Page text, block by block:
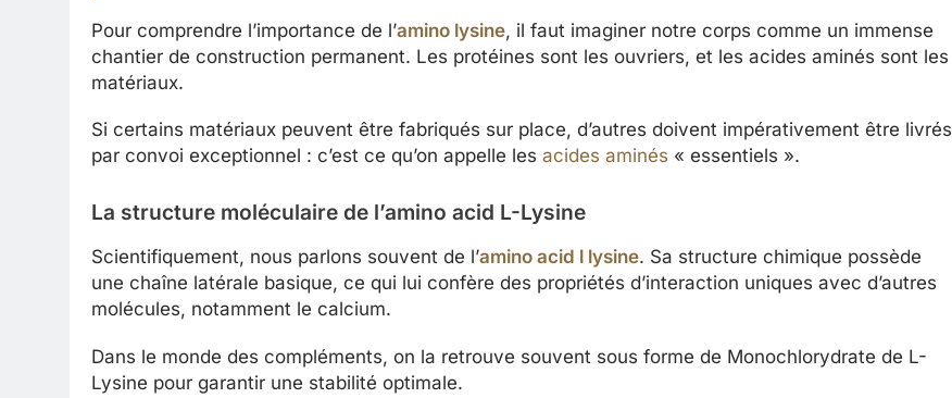
Pour comprendre l’importance de l’amino lysine, il faut imaginer notre corps comme un immense
chantier de construction permanent. Les protéines sont les ouvriers, et les acides aminés sont les
matériaux.
Si certains matériaux peuvent être fabriqués sur place, d’autres doivent impérativement être livrés
par convoi exceptionnel : c’est ce qu’on appelle les acides aminés « essentiels ».
La structure moléculaire de l’amino acid L-Lysine
Scientifiquement, nous parlons souvent de l’amino acid l lysine. Sa structure chimique possède
une chaîne latérale basique, ce qui lui confère des propriétés d’interaction uniques avec d’autres
molécules, notamment le calcium.
Dans le monde des compléments, on la retrouve souvent sous forme de Monochlorydrate de L-
Lysine pour garantir une stabilité optimale.